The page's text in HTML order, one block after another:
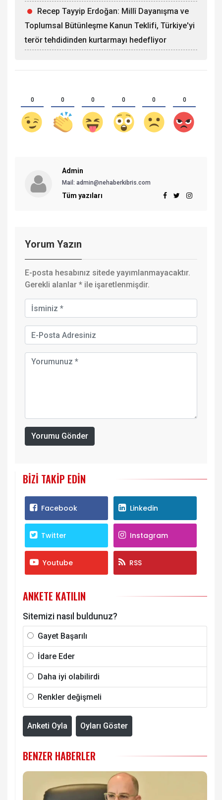
Recep Tayyip Erdoğan: Millî Dayanışma ve
Toplumsal Bütünleşme Kanun Teklifi, Türkiye'yi
terör tehdidinden kurtarmayı hedefliyor
0 0 0 0 0 0
Admin
Mail: admin@nehaberkibris.com
Tüm yazıları
Yorum Yazın
E-posta hesabınız sitede yayımlanmayacaktır.
Gerekli alanlar * ile işaretlenmişdir.
Yorumu Gönder
BIZI TAKIP EDIN
Facebook Linkedin
Twitter Instagram
Youtube RSS
ANKETE KATILIN
Sitemizi nasıl buldunuz?
Gayet Başarılı
İdare Eder
Daha iyi olabilirdi
Renkler değişmeli
Anketi Oyla Oyları Göster
BENZER HABERLER